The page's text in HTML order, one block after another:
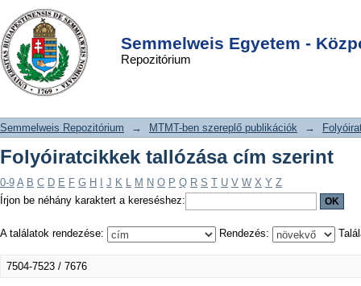
Semmelweis Egyetem -
Repozitórium
Folyóiratcikkek tallózása cím szerint
DSpace/Manakin Repository
Semmelweis Repozitórium → MTMT-ben szereplő publikációk →
Folyóiratcikkek tallózása cím szerint
0-9 A B C D E F G H J K L M N O P Q R S T U V W X Y Z
Írjon be néhány karaktert a kereséshez:
A találatok rendezése: Rendezés:
7504-7523 / 7676